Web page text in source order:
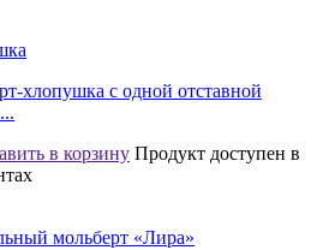
хлопушка с одной отставной
в корзину Продукт доступен в
мольберт «Лира»